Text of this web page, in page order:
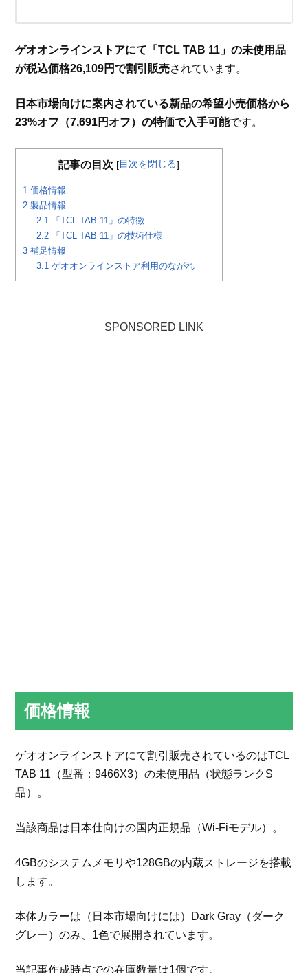
ゲオオンラインストアにて「TCL TAB 11」の未使用品
が税込価格26,109円で割引販売されています。
日本市場向けに案内されている新品の希望小売価格から
23%オフ（7,691円オフ）の特価で入手可能です。
記事の目次 [目次を閉じる]
1 価格情報
2 製品情報
2.1 「TCL TAB 11」の特徴
2.2 「TCL TAB 11」の技術仕様
3 補足情報
3.1 ゲオオンラインストア利用のながれ
SPONSORED LINK
価格情報
ゲオオンラインストアにて割引販売されているのはTCL
TAB 11（型番：9466X3）の未使用品（状態ランクS
品）。
当該商品は日本仕向けの国内正規品（Wi-Fiモデル）。
4GBのシステムメモリや128GBの内蔵ストレージを搭載
します。
本体カラーは（日本市場向けには）Dark Gray（ダーク
グレー）のみ、1色で展開されています。
当記事作成時点での在庫数量は1個です。